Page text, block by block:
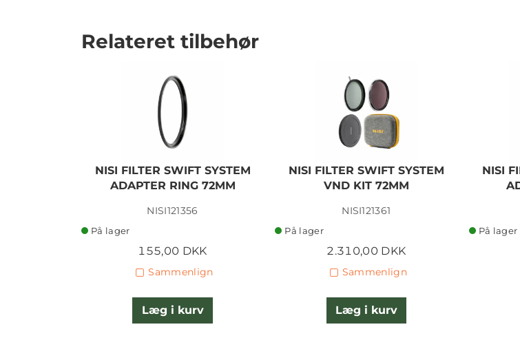
Relateret tilbehør
NISI FILTER SWIFT SYSTEM
ADAPTER RING 72MM
NISI121356
På lager
155,00 DKK
Sammenlign
Læg i kurv
NISI FILTER SWIFT SYSTEM
VND KIT 72MM
NISI121361
På lager
2.310,00 DKK
Sammenlign
Læg i kurv
NISI
På lager